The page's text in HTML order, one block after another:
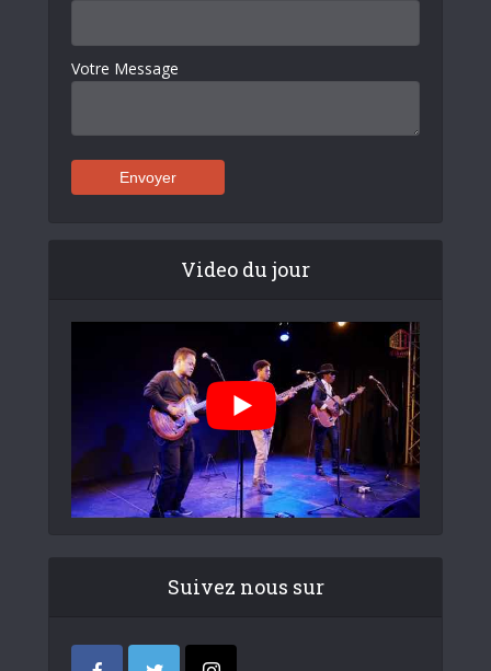
Votre Message
Video du jour
Suivez nous sur